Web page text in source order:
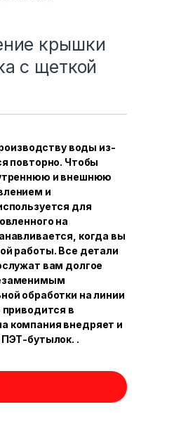
крышки
с щеткой
воды из-
повторно. Чтобы
и внешнюю
и
для
на
когда вы
работы. Все детали
вам долгое
обработки на линии
в
компания внедряет и
бутылок. .